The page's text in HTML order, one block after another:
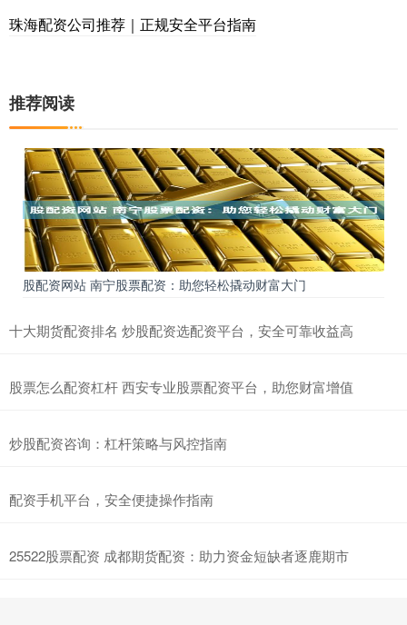
珠海配资公司推荐｜正规安全平台指南
推荐阅读
股配资网站 南宁股票配资：助您轻松撬动财富大门
十大期货配资排名 炒股配资选配资平台，安全可靠收益高
股票怎么配资杠杆 西安专业股票配资平台，助您财富增值
炒股配资咨询：杠杆策略与风控指南
配资手机平台，安全便捷操作指南
25522股票配资 成都期货配资：助力资金短缺者逐鹿期市